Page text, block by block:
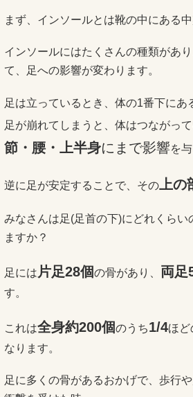
まず、インソールとは靴の中にある中
インソールにはたくさんの種類があ
て、
足への影響が変わります。
足は立っているとき、体の1番下にあ
足が崩れてしまうと、体はつながっ
節・ 腰・上半身にまで影響を
逆に足が安定することで、その上の
みなさんは足(足首の下)にどれくらい
ますか？
足には 片足28個の骨があり、 両足
す。
これは全身約200個のうち1/4ほど
なります。
足に多くの骨があるおかげで、歩行や